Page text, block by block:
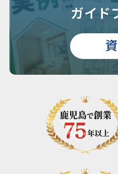
ガイド